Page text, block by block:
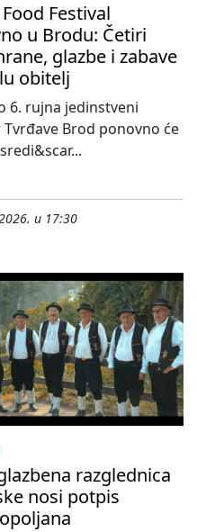
Festival
u Brodu: Četiri
glazbe i zabave
obitelj
6. rujna jedinstveni
Brod ponovno će
u 17:30
razglednica
nosi potpis